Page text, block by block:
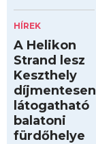
HÍREK
A Helikon
Strand lesz
Keszthely
díjmentesen
látogatható
balatoni
fürdőhelye